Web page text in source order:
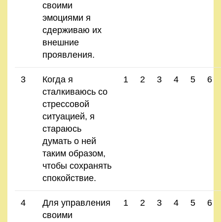
своими
эмоциями я
сдерживаю их
внешние
проявления.
3
Когда я
сталкиваюсь со
стрессовой
ситуацией, я
стараюсь
думать о ней
таким образом,
чтобы сохранять
спокойствие.
1 2 3 4 5 6
4
Для управления
своими
1 2 3 4 5 6